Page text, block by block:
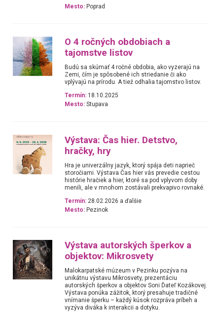
Mesto: Poprad
O 4 ročných obdobiach a
tajomstve listov
Budú sa skúmať 4 ročné obdobia, ako vyzerajú na
Zemi, čím je spôsobené ich striedanie či ako
vplývajú na prírodu. A tiež odhalia tajomstvo listov.
Termín: 18.10.2025
Mesto: Stupava
Výstava: Čas hier. Detstvo,
hračky, hry
Hra je univerzálny jazyk, ktorý spája deti naprieč
storočiami. Výstava Čas hier vás prevedie cestou
histórie hračiek a hier, ktoré sa pod vplyvom doby
menili, ale v mnohom zostávali prekvapivo rovnaké.
Termín: 28.02.2026 a ďalšie
Mesto: Pezinok
Výstava autorských šperkov a
objektov: Mikrosvety
Malokarpatské múzeum v Pezinku pozýva na
unikátnu výstavu Mikrosvety, prezentáciu
autorských šperkov a objektov Soni Ďateľ Kozákovej.
Výstava ponúka zážitok, ktorý presahuje tradičné
vnímanie šperku – každý kúsok rozpráva príbeh a
vyzýva diváka k interakcii a dotyku.